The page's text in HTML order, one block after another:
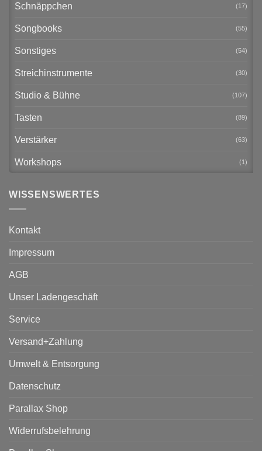
Schnäppchen (17)
Songbooks (55)
Sonstiges (54)
Streichinstrumente (30)
Studio & Bühne (107)
Tasten (89)
Verstärker (63)
Workshops (1)
WISSENSWERTES
Kontakt
Impressum
AGB
Unser Ladengeschäft
Service
Versand+Zahlung
Umwelt & Entsorgung
Datenschutz
Parallax Shop
Widerrufsbelehrung